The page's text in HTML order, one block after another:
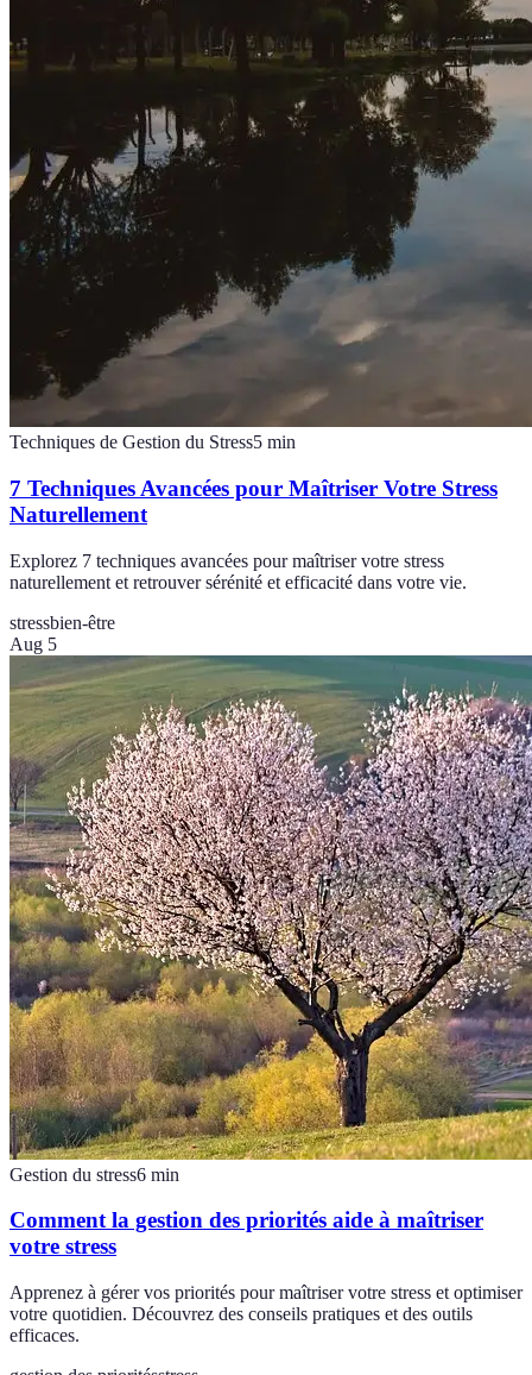
Techniques de Gestion du Stress5 min
7 Techniques Avancées pour Maîtriser Votre Stress
Naturellement
Explorez 7 techniques avancées pour maîtriser votre stress
naturellement et retrouver sérénité et efficacité dans votre vie.
stressbien-être
Aug 5
Gestion du stress6 min
Comment la gestion des priorités aide à maîtriser
votre stress
Apprenez à gérer vos priorités pour maîtriser votre stress et optimiser
votre quotidien. Découvrez des conseils pratiques et des outils
efficaces.